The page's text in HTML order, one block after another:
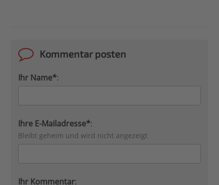
Kommentar posten
Ihr Name*:
Ihre E-Mailadresse*:
Bleibt geheim und wird nicht angezeigt
Ihr Kommentar: